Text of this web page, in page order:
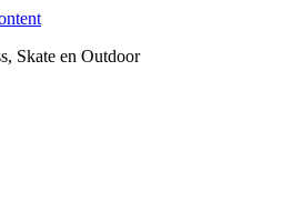
Skate en Outdoor